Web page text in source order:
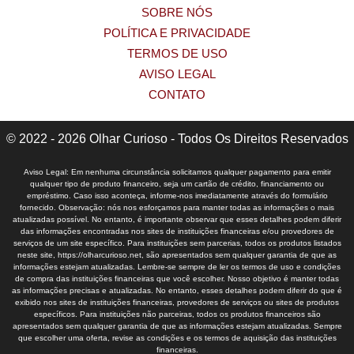
SOBRE NÓS
POLÍTICA E PRIVACIDADE
TERMOS DE USO
AVISO LEGAL
CONTATO
© 2022 - 2026 Olhar Curioso - Todos Os Direitos Reservados
Aviso Legal: Em nenhuma circunstância solicitamos qualquer pagamento para emitir
qualquer tipo de produto financeiro, seja um cartão de crédito, financiamento ou
empréstimo. Caso isso aconteça, informe-nos imediatamente através do formulário
fornecido. Observação: nós nos esforçamos para manter todas as informações o mais
atualizadas possível. No entanto, é importante observar que esses detalhes podem diferir
das informações encontradas nos sites de instituições financeiras e/ou provedores de
serviços de um site específico. Para instituições sem parcerias, todos os produtos listados
neste site, https://olharcurioso.net, são apresentados sem qualquer garantia de que as
informações estejam atualizadas. Lembre-se sempre de ler os termos de uso e condições
de compra das instituições financeiras que você escolher. Nosso objetivo é manter todas
as informações precisas e atualizadas. No entanto, esses detalhes podem diferir do que é
exibido nos sites de instituições financeiras, provedores de serviços ou sites de produtos
específicos. Para instituições não parceiras, todos os produtos financeiros são
apresentados sem qualquer garantia de que as informações estejam atualizadas. Sempre
que escolher uma oferta, revise as condições e os termos de aquisição das instituições
financeiras.